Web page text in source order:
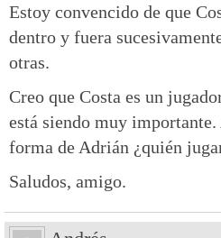
Estoy convencido de que
dentro y fuera
otras.
Creo que Costa es un
está siendo muy
forma de Adrián ¿quién
Saludos, amigo.